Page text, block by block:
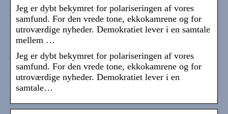
Jeg er dybt bekymret for polariseringen af vores
samfund. For den vrede tone, ekkokamrene og for
utroværdige nyheder. Demokratiet lever i en samtale
mellem …
Jeg er dybt bekymret for polariseringen af vores
samfund. For den vrede tone, ekkokamrene og for
utroværdige nyheder. Demokratiet lever i en
samtale…